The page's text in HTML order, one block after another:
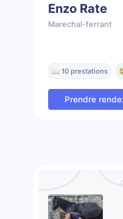
Enzo Rate
Marechal-ferrant
📖 10 prestations
Prendre